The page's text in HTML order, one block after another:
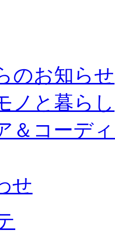
のお知らせ
ノと暮らし
＆コーデ
せ